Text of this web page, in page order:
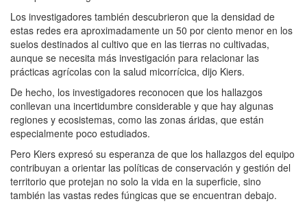
Los investigadores también descubrieron que la densidad de
estas redes era aproximadamente un 50 por ciento menor en los
suelos destinados al cultivo que en las tierras no cultivadas,
aunque se necesita más investigación para relacionar las
prácticas agrícolas con la salud micorrícica, dijo Kiers.
De hecho, los investigadores reconocen que los hallazgos
conllevan una incertidumbre considerable y que hay algunas
regiones y ecosistemas, como las zonas áridas, que están
especialmente poco estudiados.
Pero Kiers expresó su esperanza de que los hallazgos del equipo
contribuyan a orientar las políticas de conservación y gestión del
territorio que protejan no solo la vida en la superficie, sino
también las vastas redes fúngicas que se encuentran debajo.